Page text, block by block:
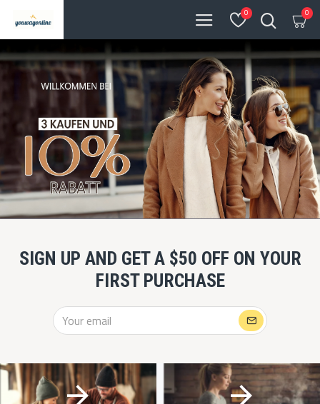
0 0
SIGN UP AND GET A $50 OFF ON YOUR
FIRST PURCHASE